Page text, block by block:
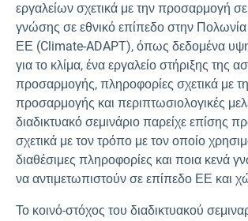
εργαλείων σχετικά με την προσαρμογή
γνώσης σε εθνικό επίπεδο στην Πολωνία
ΕΕ (Climate-ADAPT), όπως δεδομένα
για το κλίμα, ένα εργαλείο στήριξης της
προσαρμογής, πληροφορίες σχετικά με
προσαρμογής και περιπτωσιολογικές
διαδικτυακό σεμινάριο παρείχε επίσης
σχετικά με τον τρόπο με τον οποίο
διαθέσιμες πληροφορίες και ποια κενά
να αντιμετωπιστούν σε επίπεδο ΕΕ και
Το κοινό-στόχος του διαδικτυακού